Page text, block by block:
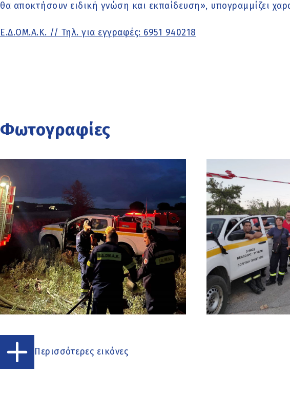
θα αποκτήσουν ειδική γνώση και εκπαίδευση», υπογραμμίζει
Ε.Δ.ΟΜ.Α.Κ. // Τηλ. για εγγραφές: 6951 940218
Φωτογραφίες
Περισσότερες εικόνες